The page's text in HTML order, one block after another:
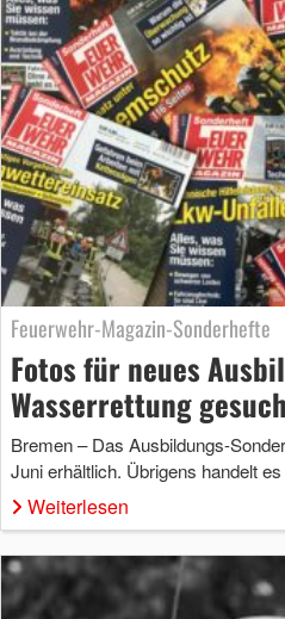
Feuerwehr-Magazin-Sonderhefte
Fotos für neues
Wasserrettung
Bremen – Das Ausbildungs-
Juni erhältlich. Übrigens handelt
Weiterlesen